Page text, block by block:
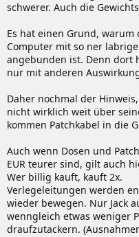
schwerer. Auch die
Es hat einen Grund,
Computer mit so ner
angebunden ist. Denn dort
nur mit anderen
Daher nochmal der
nicht wirklich weit über
kommen Patchkabel in die
Auch wenn Dosen und
EUR teurer sind, gilt auch
Wer billig kauft, kauft 2x.
Verlegeleitungen werden
wieder bewegen. Nur Jack
wenngleich etwas weniger
draufzutackern.